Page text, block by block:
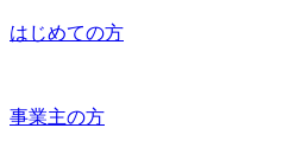
はじめての方
事業主の方